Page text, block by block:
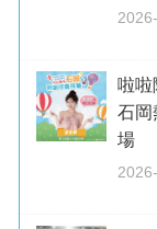
啦
石岡
場